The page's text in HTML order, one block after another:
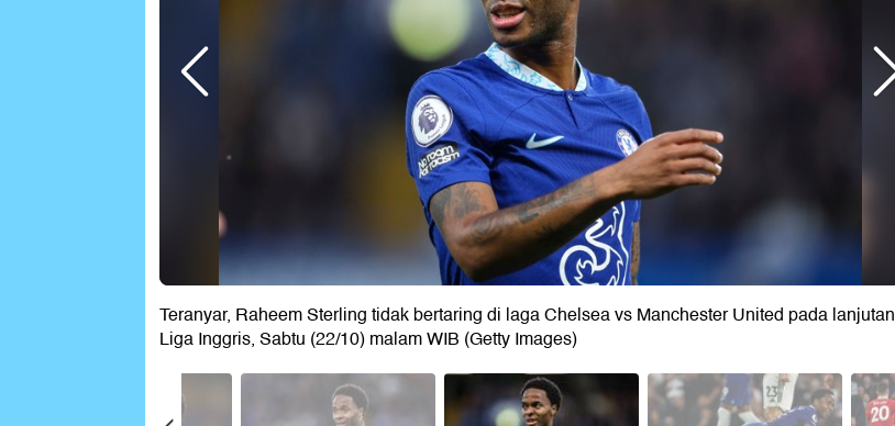
Teranyar, Raheem Sterling tidak bertaring di laga Chelsea vs Manchester United pada lanjutan
Liga Inggris, Sabtu (22/10) malam WIB (Getty Images)